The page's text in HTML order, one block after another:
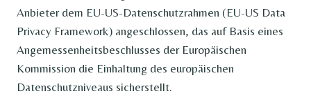
Anbieter dem EU-US-Datenschutzrahmen (EU-US Data
Privacy Framework) angeschlossen, das auf Basis eines
Angemessenheitsbeschlusses der Europäischen
Kommission die Einhaltung des europäischen
Datenschutzniveaus sicherstellt.